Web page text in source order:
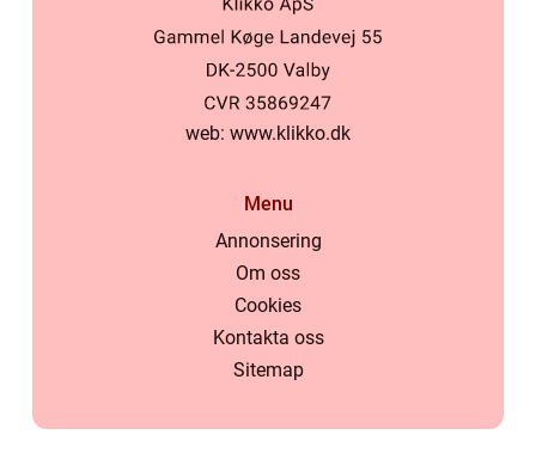
web: www.klikko.dk
Menu
Annonsering
Om oss
Cookies
Kontakta oss
Sitemap